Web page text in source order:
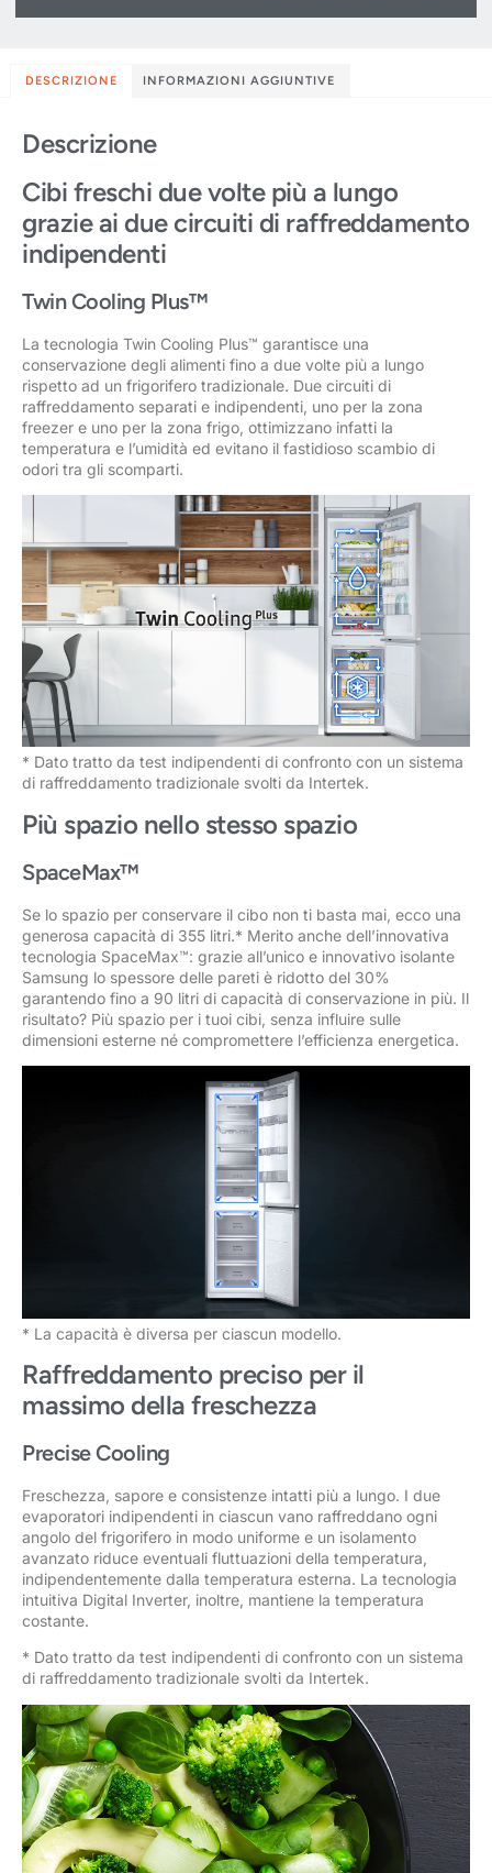
DESCRIZIONE INFORMAZIONI AGGIUNTIVE
Descrizione
Cibi freschi due volte più a lungo
grazie ai due circuiti di raffreddamento
indipendenti
Twin Cooling Plus™
La tecnologia Twin Cooling Plus™ garantisce una
conservazione degli alimenti fino a due volte più a lungo
rispetto ad un frigorifero tradizionale. Due circuiti di
raffreddamento separati e indipendenti, uno per la zona
freezer e uno per la zona frigo, ottimizzano infatti la
temperatura e l’umidità ed evitano il fastidioso scambio di
odori tra gli scomparti.
* Dato tratto da test indipendenti di confronto con un sistema
di raffreddamento tradizionale svolti da Intertek.
Più spazio nello stesso spazio
SpaceMax™
Se lo spazio per conservare il cibo non ti basta mai, ecco una
generosa capacità di 355 litri.* Merito anche dell’innovativa
tecnologia SpaceMax™: grazie all’unico e innovativo isolante
Samsung lo spessore delle pareti è ridotto del 30%
garantendo fino a 90 litri di capacità di conservazione in più. Il
risultato? Più spazio per i tuoi cibi, senza influire sulle
dimensioni esterne né compromettere l’efficienza energetica.
* La capacità è diversa per ciascun modello.
Raffreddamento preciso per il
massimo della freschezza
Precise Cooling
Freschezza, sapore e consistenze intatti più a lungo. I due
evaporatori indipendenti in ciascun vano raffreddano ogni
angolo del frigorifero in modo uniforme e un isolamento
avanzato riduce eventuali fluttuazioni della temperatura,
indipendentemente dalla temperatura esterna. La tecnologia
intuitiva Digital Inverter, inoltre, mantiene la temperatura
costante.
* Dato tratto da test indipendenti di confronto con un sistema
di raffreddamento tradizionale svolti da Intertek.